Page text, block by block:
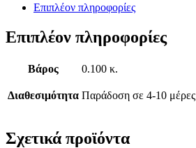
Επιπλέον πληροφορίες
Επιπλέον πληροφορίες
Βάρος 0.100 κ.
Διαθεσιμότητα Παράδοση σε 4-10 μέρες
Σχετικά προϊόντα